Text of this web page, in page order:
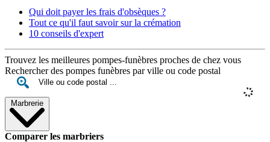
Qui doit payer les frais d'obsèques ?
Tout ce qu'il faut savoir sur la crémation
10 conseils d'expert
Trouvez les meilleures pompes-funèbres proches de chez vous
Rechercher des pompes funèbres par ville ou code postal
Marbrerie
Comparer les marbriers